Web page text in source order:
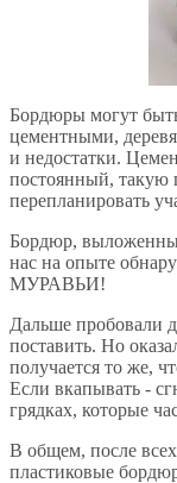
Бордюры могут
цементными,
и недостатки.
постоянный, такую
перепланировать
Бордюр,
нас на опыте
МУРАВЬИ!
Дальше пробовали
поставить. Но
получается то же,
Если вкапывать -
грядках, которые
В общем, после
пластиковые